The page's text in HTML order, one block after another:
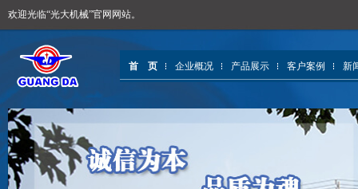
欢迎光临“光大机械”官网网站。
首 页 企业概况 产品展示 客户案例 新